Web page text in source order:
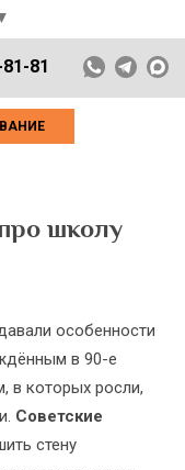
81
школу
особенности
в 90-е
в которых росли,
Советские
стену